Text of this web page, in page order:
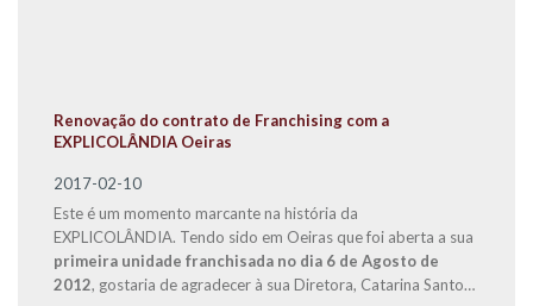
Renovação do contrato de Franchising com a
EXPLICOLÂNDIA Oeiras
2017-02-10
Este é um momento marcante na história da
EXPLICOLÂNDIA. Tendo sido em Oeiras que foi aberta a sua
primeira unidade franchisada no dia 6 de Agosto de
2012, gostaria de agradecer à sua Diretora, Catarina Santos,